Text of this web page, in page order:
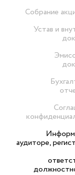
Собрание
Устав и
аудиторе,